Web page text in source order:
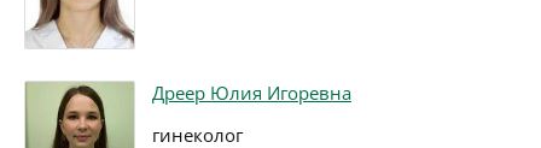
Дреер Юлия Игоревна
гинеколог